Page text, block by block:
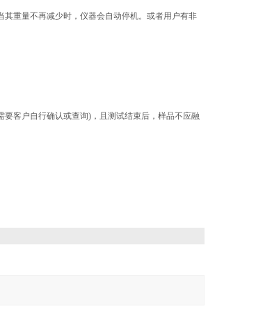
重量不再减少时，仪器会自动停机。或者用户有非
客户自行确认或查询)，且测试结束后，样品不应融